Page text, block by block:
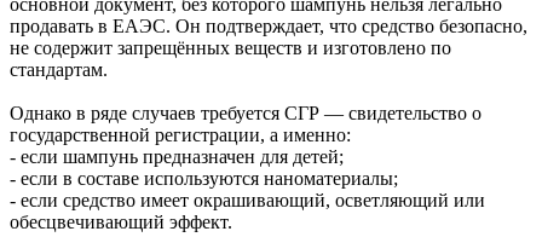
основной документ, без которого шампунь нельзя легально
продавать в ЕАЭС. Он подтверждает, что средство безопасно,
не содержит запрещённых веществ и изготовлено по
стандартам.
Однако в ряде случаев требуется СГР — свидетельство о
государственной регистрации, а именно:
- если шампунь предназначен для детей;
- если в составе используются наноматериалы;
- если средство имеет окрашивающий, осветляющий или
обесцвечивающий эффект.